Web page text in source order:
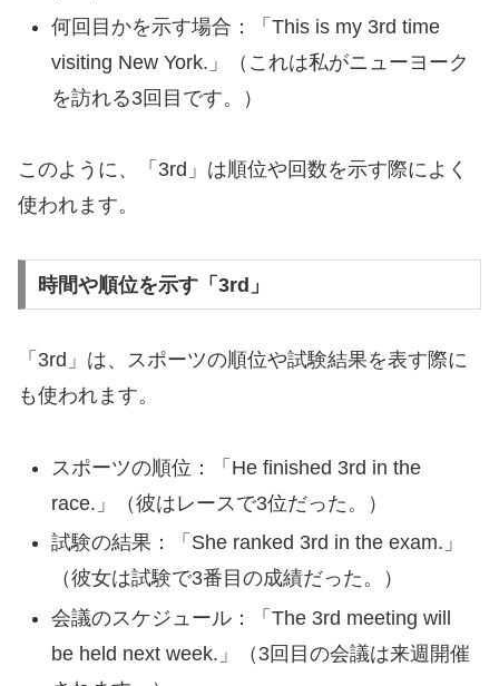
何回目かを示す場合：「This is my 3rd time
visiting New York.」（これは私がニューヨーク
を訪れる3回目です。）
このように、「3rd」は順位や回数を示す際によく
使われます。
時間や順位を示す「3rd」
「3rd」は、スポーツの順位や試験結果を表す際に
も使われます。
スポーツの順位：「He finished 3rd in the
race.」（彼はレースで3位だった。）
試験の結果：「She ranked 3rd in the exam.」
（彼女は試験で3番目の成績だった。）
会議のスケジュール：「The 3rd meeting will
be held next week.」（3回目の会議は来週開催